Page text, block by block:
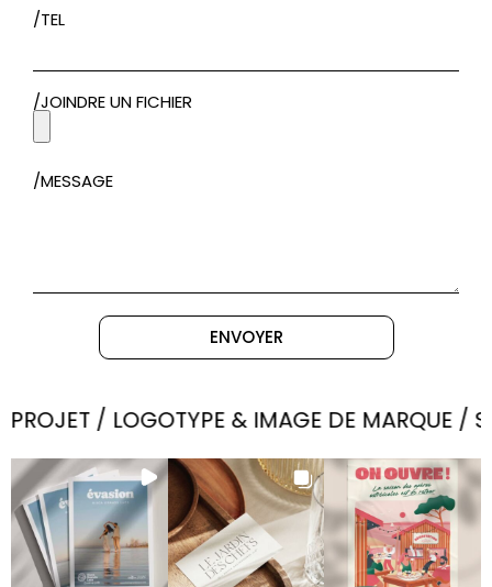
/TEL
/JOINDRE UN FICHIER
/MESSAGE
ENVOYER
/ LOGOTYPE & IMAGE DE MARQUE /